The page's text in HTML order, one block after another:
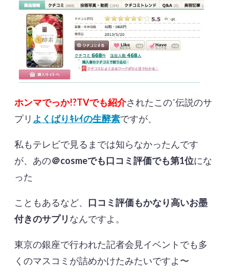
ホンマでっか!?TVでも紹介されたこの”伝説のサ
プリ よくばりｷﾚｲの生酵素ですが、
私もテレビで見るまでは知らなかったんです
が、あの＠cosmeでも口コミ評価でも第1位にな
った
こともあるなど、 口コミ評価もかなり高いお墨
付きのサプリ なんですよ。
東京の銀座で行われた記者会見イベントでも多
くのマスコミが詰めかけたみたいですよ〜